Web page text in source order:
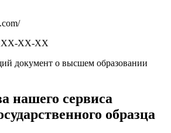
ХХ-ХХ
документ о высшем образовании
нашего сервиса
образца